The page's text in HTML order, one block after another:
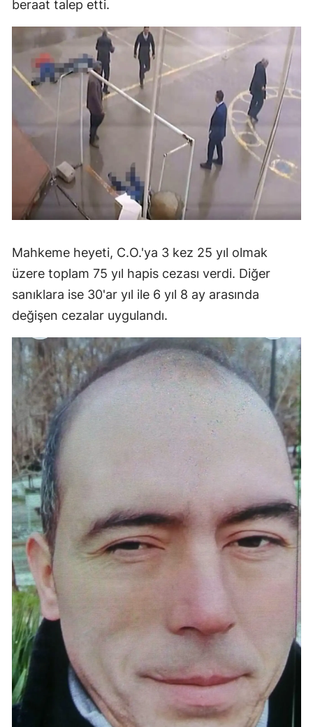
beraat talep etti.
Mahkeme heyeti, C.O.'ya 3 kez 25 yıl olmak
üzere toplam 75 yıl hapis cezası verdi. Diğer
sanıklara ise 30'ar yıl ile 6 yıl 8 ay arasında
değişen cezalar uygulandı.